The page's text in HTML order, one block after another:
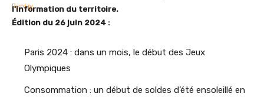
l’information du territoire.
Édition du 26 juin 2024 :
Paris 2024 : dans un mois, le début des Jeux
Olympiques
Consommation : un début de soldes d’été ensoleillé en